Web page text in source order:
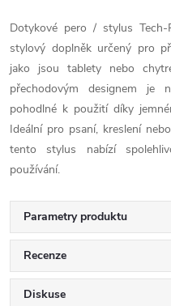
Dotykové pero / stylus
stylový doplněk určený pro
jako jsou tablety nebo
přechodovým designem je
pohodlné k použití díky
Ideální pro psaní, kreslení
tento stylus nabízí
používání.
Parametry produktu
Recenze
Diskuse